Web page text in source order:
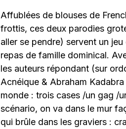
Affublées de blouses de
frottis, ces deux parodies
aller se pendre) servent un
repas de famille dominical.
les auteurs répondant (sur
Acnéique & Abraham
monde : trois cases /un gag /
scénario, on va dans le mur
qui brûle dans les graviers :